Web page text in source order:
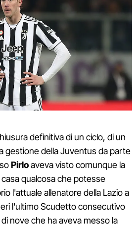
definitiva di un ciclo, di un
gestione della Juventus da parte
Pirloaveva visto comunque la
qualcosa che potesse
l'attuale allenatore della Lazio a
l'ultimo Scudetto consecutivo
nove che ha aveva messo la